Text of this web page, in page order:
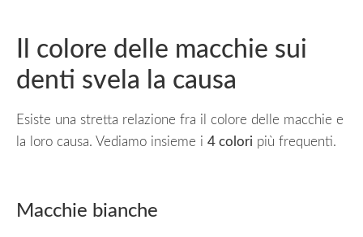
Il colore delle macchie sui
denti svela la causa
Esiste una stretta relazione fra il colore delle macchie e
la loro causa. Vediamo insieme i 4 colori più frequenti.
Macchie bianche